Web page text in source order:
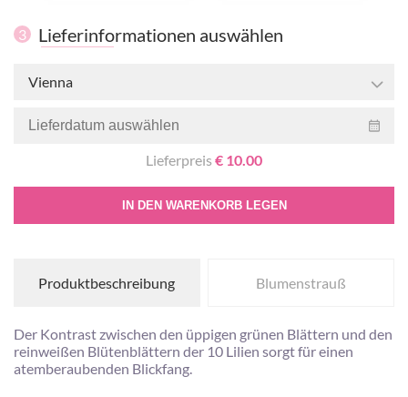
3 Lieferinformationen auswählen
Vienna
Lieferpreis € 10.00
IN DEN WARENKORB LEGEN
Produktbeschreibung Blumenstrauß
Der Kontrast zwischen den üppigen grünen Blättern und den
reinweißen Blütenblättern der 10 Lilien sorgt für einen
atemberaubenden Blickfang.